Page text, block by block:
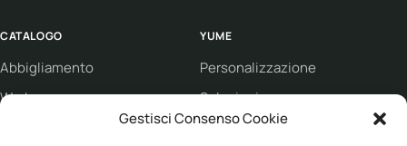
Gestisci Consenso Cookie
CATALOGO
Abbigliamento
Workwear
YUME
Personalizzazione
Soluzioni
Supporto